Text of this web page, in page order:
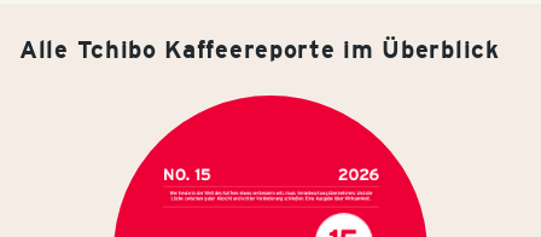
Alle Tchibo Kaffeereporte im Überblick